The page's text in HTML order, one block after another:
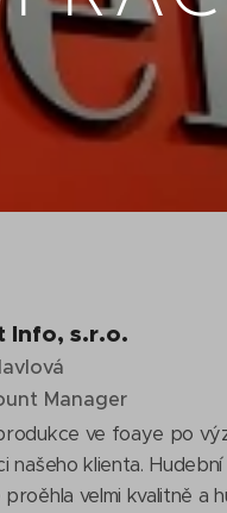
Info, s.r.o.
Manager
ve foaye po
našeho klienta. Hudební
velmi kvalitně a